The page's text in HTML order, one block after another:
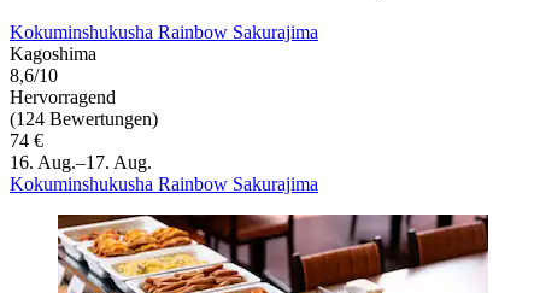
Kokuminshukusha Rainbow Sakurajima
Kagoshima
8,6/10
Hervorragend
(124 Bewertungen)
74 €
16. Aug.–17. Aug.
Kokuminshukusha Rainbow Sakurajima